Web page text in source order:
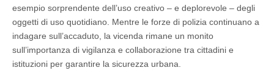
esempio sorprendente dell’uso creativo – e deplorevole – degli
oggetti di uso quotidiano. Mentre le forze di polizia continuano a
indagare sull’accaduto, la vicenda rimane un monito
sull’importanza di vigilanza e collaborazione tra cittadini e
istituzioni per garantire la sicurezza urbana.